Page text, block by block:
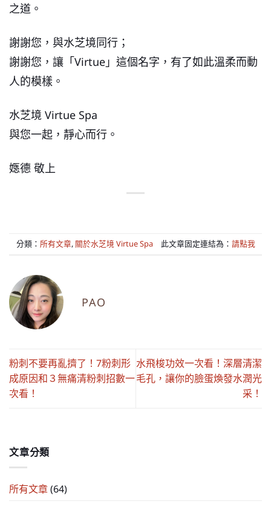
文章分類
所有文章(64)
之道。
謝謝您，與水芝境同行；
謝謝您，讓「Virtue」這個名字，有了如此溫柔而動
人的模樣。
水芝境 Virtue Spa
與您一起，靜心而行。
嫕德 敬上
分類： 所有文章, 關於水芝境 Virtue Spa此文章固定連結為： 請點我
PAO
粉刺不要再亂擠了！7粉刺形
成原因和３無痛清粉刺招數一
次看！
水飛梭功效一次看！深層清潔
毛孔，讓你的臉蛋煥發水潤光
采！